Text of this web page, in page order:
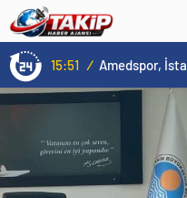
15:51 / Amedspor,